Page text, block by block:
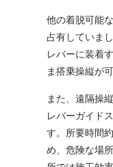
他の着脱可能
占有していま
レバーに装着
ま搭乗操縦が
また、遠隔操
レバーガイド
す。所要時間
め、危険な場